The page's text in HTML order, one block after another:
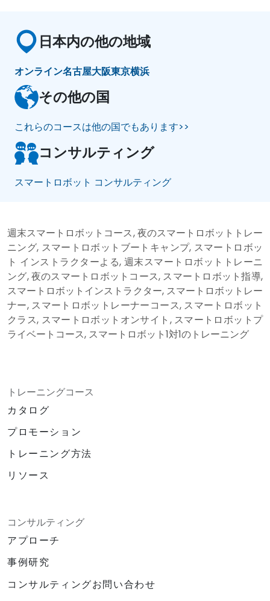
日本内の他の地域
オンライン名古屋大阪東京横浜
その他の国
これらのコースは他の国でもあります>>
コンサルティング
スマートロボット コンサルティング
週末スマートロボットコース, 夜のスマートロボットトレー
ニング, スマートロボットブートキャンプ, スマートロボッ
ト インストラクターよる, 週末スマートロボットトレーニ
ング, 夜のスマートロボットコース, スマートロボット指導,
スマートロボットインストラクター, スマートロボットレー
ナー, スマートロボットレーナーコース, スマートロボット
クラス, スマートロボットオンサイト, スマートロボットプ
ライベートコース, スマートロボット1対1のトレーニング
トレーニングコース
カタログ
プロモーション
トレーニング方法
リソース
コンサルティング
アプローチ
事例研究
コンサルティングお問い合わせ